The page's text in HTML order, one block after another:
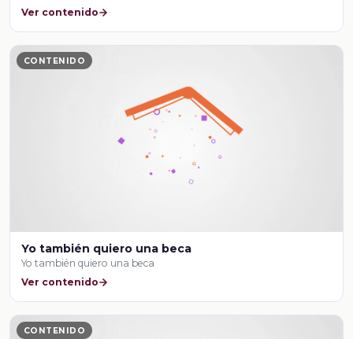
Ver contenido
CONTENIDO
Yo también quiero una beca
Yo también quiero una beca
Ver contenido
CONTENIDO